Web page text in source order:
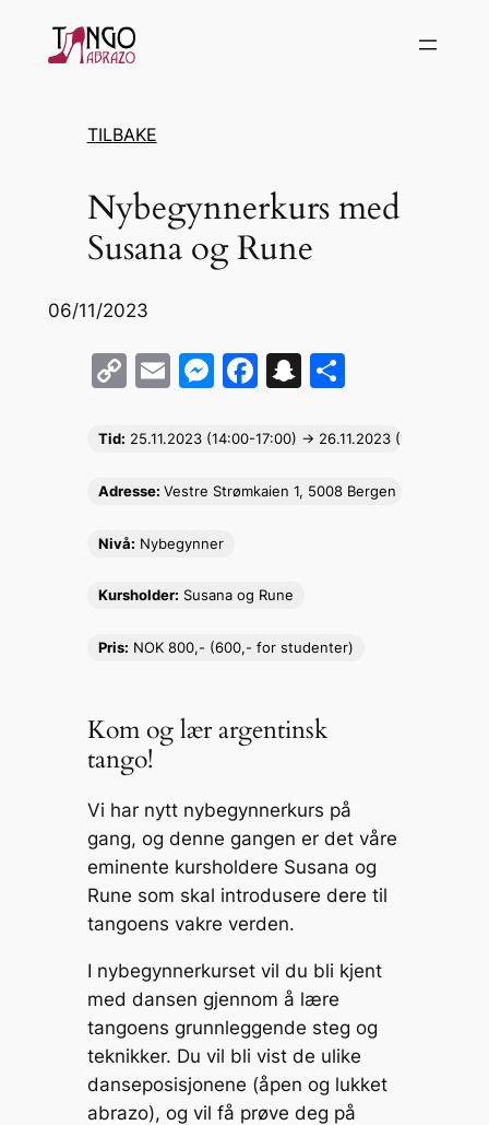
Hopp
TILBAKE
Nybegynnerkurs med
Susana og Rune
06/11/2023
C
p
Li
n
k
E
ai
l
M
s
s
e
n
g
er
F
c
e
b
o
k
S
a
p
c
S
ar
e
Tid: 25.11.2023 (14:00-17:00) -> 26.11.2023 (14:00-17:00)
Adresse: Vestre Strømkaien 1, 5008 Bergen
Nivå: Nybegynner
Kursholder: Susana og Rune
Pris: NOK 800,- (600,- for studenter)
Kom og lær argentinsk
tango!
Vi har nytt nybegynnerkurs på
gang, og denne gangen er det våre
eminente kursholdere Susana og
Rune som skal introdusere dere til
tangoens vakre verden.
I nybegynnerkurset vil du bli kjent
med dansen gjennom å lære
tangoens grunnleggende steg og
teknikker. Du vil bli vist de ulike
danseposisjonene (åpen og lukket
abrazo), og vil få prøve deg på